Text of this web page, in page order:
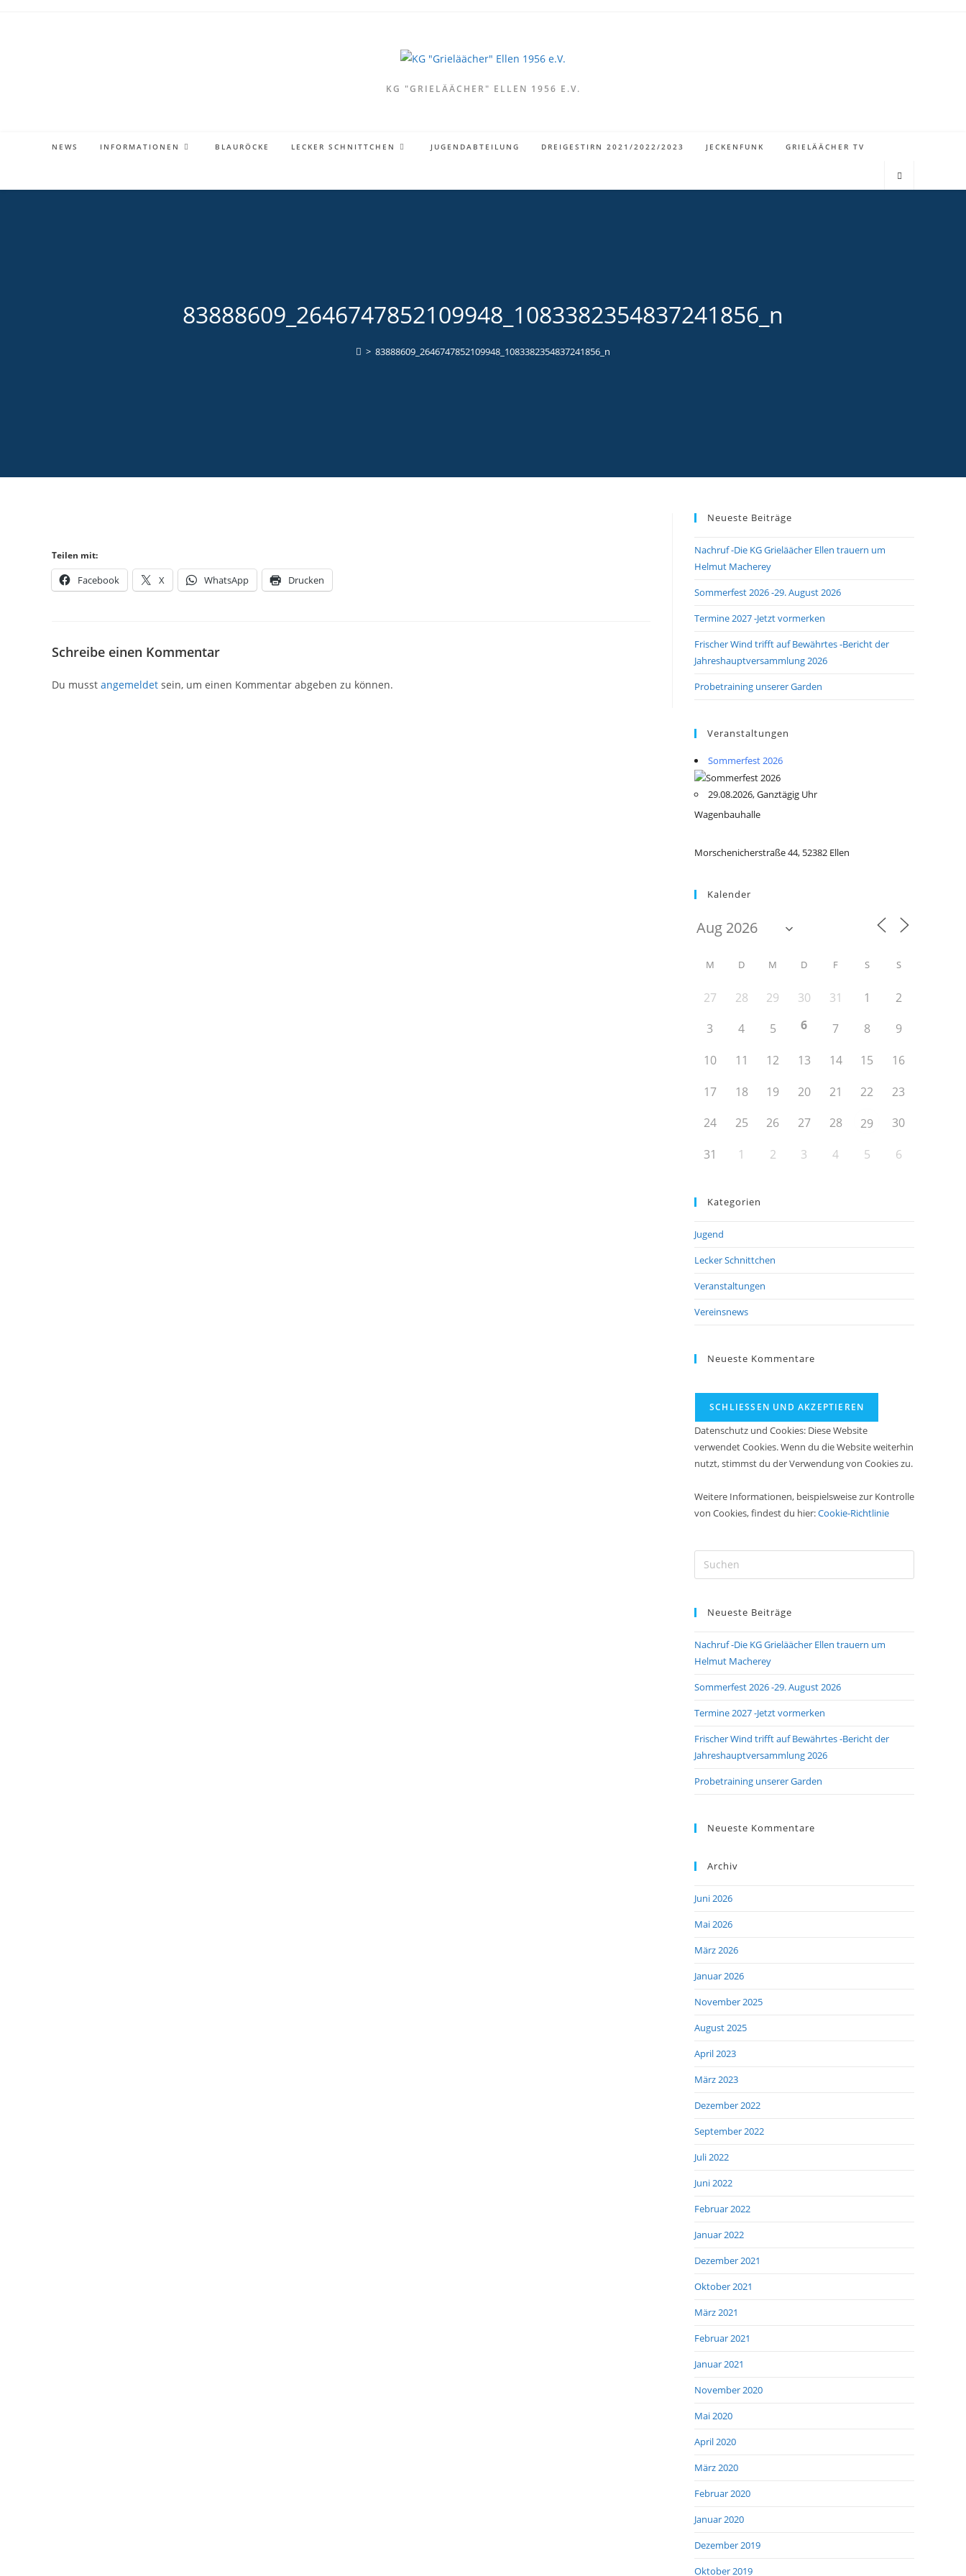
KG "GRIELÄÄCHER" ELLEN 1956 E.V.
NEWS INFORMATIONEN BLAURÖCKE LECKER SCHNITTCHEN JUGENDABTEILUNG DREIGESTIRN 2021/2022/2023 JECKENFUNK GRIELÄÄCHER TV
83888609_2646747852109948_1083382354837241856_n
> 83888609_2646747852109948_1083382354837241856_n
Teilen mit:
Facebook X WhatsApp Drucken
Schreibe einen Kommentar
Du musst angemeldet sein, um einen Kommentar abgeben zu können.
Neueste Beiträge
Nachruf -Die KG Grieläächer Ellen trauern um
Helmut Macherey
Sommerfest 2026 -29. August 2026
Termine 2027 -Jetzt vormerken
Frischer Wind trifft auf Bewährtes -Bericht der
Jahreshauptversammlung 2026
Probetraining unserer Garden
Veranstaltungen
Sommerfest 2026
29.08.2026, Ganztägig Uhr
Wagenbauhalle
Morschenicherstraße 44, 52382 Ellen
Kalender
M D M D F S S
27 28 29 30 31 1
2
3
4 5 6 7 8
9
10
11 12 13 14 15
16
17
18 19 20 21 22
23
24
25 26 27 28 29
30
31
1 2 3 4 5 6
Kategorien
Jugend
Lecker Schnittchen
Veranstaltungen
Vereinsnews
Neueste Kommentare
Datenschutz und Cookies: Diese Website
verwendet Cookies. Wenn du die Website weiterhin
nutzt, stimmst du der Verwendung von Cookies zu.
Weitere Informationen, beispielsweise zur Kontrolle
von Cookies, findest du hier:Cookie-Richtlinie
Escape
Neueste Beiträge
Nachruf -Die KG Grieläächer Ellen trauern um
Helmut Macherey
Sommerfest 2026 -29. August 2026
Termine 2027 -Jetzt vormerken
Frischer Wind trifft auf Bewährtes -Bericht der
Jahreshauptversammlung 2026
Probetraining unserer Garden
Neueste Kommentare
Archiv
Juni 2026
Mai 2026
März 2026
Januar 2026
November 2025
August 2025
April 2023
März 2023
Dezember 2022
September 2022
Juli 2022
Juni 2022
Februar 2022
Januar 2022
Dezember 2021
Oktober 2021
März 2021
Februar 2021
Januar 2021
November 2020
Mai 2020
April 2020
März 2020
Februar 2020
Januar 2020
Dezember 2019
Oktober 2019